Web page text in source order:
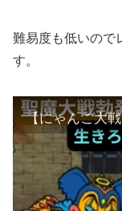
難易度も低いので
す。